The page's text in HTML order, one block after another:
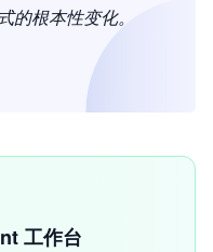
的根本性变化。
工作台